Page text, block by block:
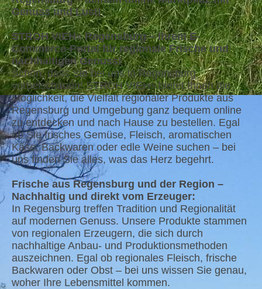
Genuss und Lust!
STROH VIEH®Regensburg – Ihrem E-
Commerce-Portal für regionale Frische und
nachhaltigen Genuss!
Schön, dass Sie bei uns in Regensburg
vorbeischauen! STROH VIEH®bietet Ihnen die
Möglichkeit, die Vielfalt regionaler Produkte aus
Regensburg und Umgebung ganz bequem online
zu entdecken und nach Hause zu bestellen. Egal
ob Sie frisches Gemüse, Fleisch, aromatischen
Käse, Backwaren oder edle Weine suchen – bei
uns finden Sie alles, was das Herz begehrt.
Frische aus Regensburg und der Region –
Nachhaltig und direkt vom Erzeuger:
In Regensburg treffen Tradition und Regionalität
auf modernen Genuss. Unsere Produkte stammen
von regionalen Erzeugern, die sich durch
nachhaltige Anbau- und Produktionsmethoden
auszeichnen. Egal ob regionales Fleisch, frische
Backwaren oder Obst – bei uns wissen Sie genau,
woher Ihre Lebensmittel kommen.